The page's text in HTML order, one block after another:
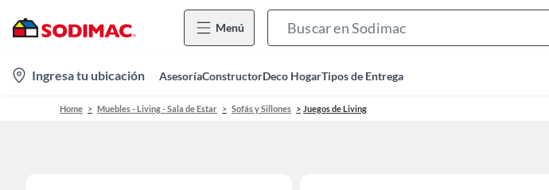
Menú
Bar
location-
icon
Ingresa tu ubicación AsesoríaConstructorDeco HogarTipos de Entrega
Home Muebles - Living - Sala de Estar Sofás y Sillones Juegos de Living